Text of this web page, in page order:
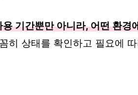
기간뿐만 아니라, 어떤 환경
히 상태를 확인하고 필요에